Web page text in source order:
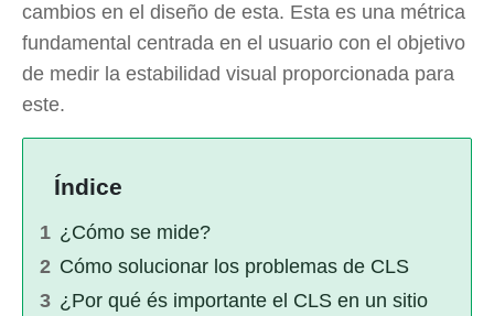
cambios en el diseño de esta. Esta es una métrica
fundamental centrada en el usuario con el objetivo
de medir la estabilidad visual proporcionada para
este.
Índice
¿Cómo se mide?
Cómo solucionar los problemas de CLS
¿Por qué és importante el CLS en un sitio